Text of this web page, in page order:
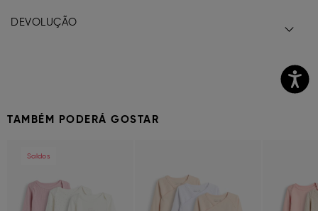
DEVOLUÇÃO
TAMBÉM PODERÁ GOSTAR
Saldos